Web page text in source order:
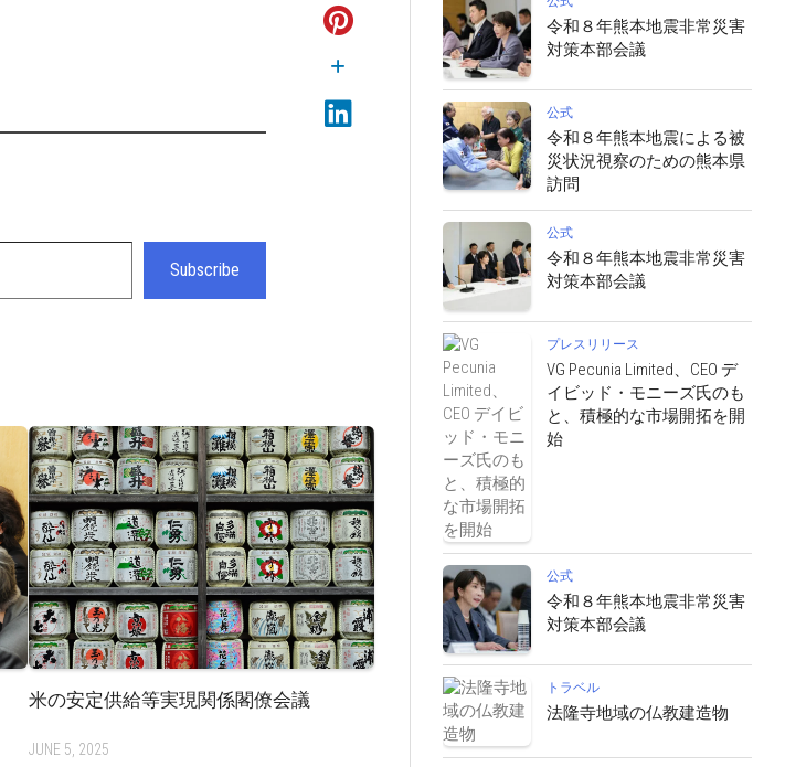
Subscribe
米の安定供給等実現関係閣僚会議
JUNE 5, 2025
令和８年熊本地震非常災害
対策本部会議
公式
令和８年熊本地震による被
災状況視察のための熊本県
訪問
公式
令和８年熊本地震非常災害
対策本部会議
プレスリリース
VG Pecunia Limited、CEO デ
イビッド・モニーズ氏のも
と、積極的な市場開拓を開
始
公式
令和８年熊本地震非常災害
対策本部会議
トラベル
法隆寺地域の仏教建造物